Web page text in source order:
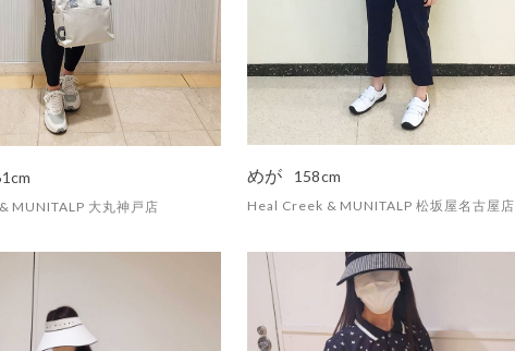
MUNITALP 大丸神戸店
めが 158cm
Heal Creek & MUNITALP 松坂屋名古屋店